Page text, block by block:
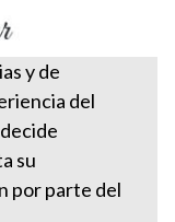
y de
del
su
por parte del